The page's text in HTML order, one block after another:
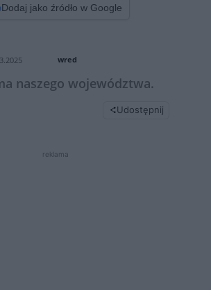
Dodaj jako źródło w Google
wred
naszego województwa.
Udostępnij
reklama